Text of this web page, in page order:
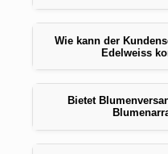
Wie kann der
Edelweiss
Bietet